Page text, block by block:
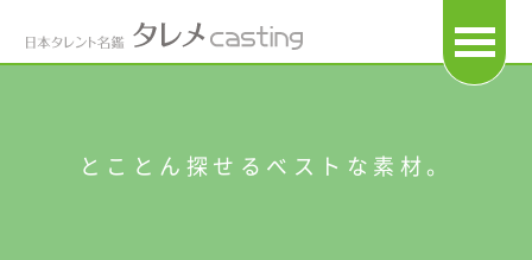
とことん探せるベストな素材。